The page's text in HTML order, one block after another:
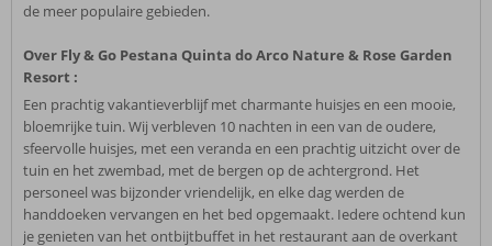
de meer populaire gebieden.
Over Fly & Go Pestana Quinta do Arco Nature & Rose Garden
Resort :
Een prachtig vakantieverblijf met charmante huisjes en een mooie,
bloemrijke tuin. Wij verbleven 10 nachten in een van de oudere,
sfeervolle huisjes, met een veranda en een prachtig uitzicht over de
tuin en het zwembad, met de bergen op de achtergrond. Het
personeel was bijzonder vriendelijk, en elke dag werden de
handdoeken vervangen en het bed opgemaakt. Iedere ochtend kun
je genieten van het ontbijtbuffet in het restaurant aan de overkant